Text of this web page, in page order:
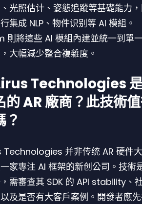
光照估计、姿態追蹤等基礎能力
集成 NLP、物件识别等 AI 模組。
則將這些 AI 模組內建並統一到單
大幅減少整合複雜度。
Technologies
的 AR 廠商？此技術
？
Technologies 并非传统 AR 硬件大
家專注 AI 框架的新创公司。技術
需審查其 SDK 的 API stability、
及是否有大客戶案例。開發者應